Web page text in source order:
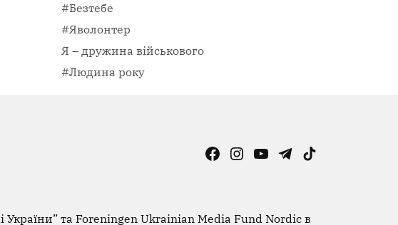
#Безтебе
#Яволонтер
Я – дружина військового
#Людина року
FacebookInstagram
YouTubeTelegram
TikTok
України” та Foreningen Ukrainian Media Fund Nordic в